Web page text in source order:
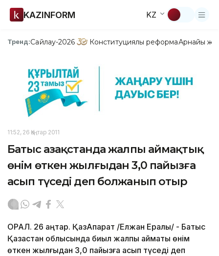
KAZINFORM KZ
Тренд:Сайлау-2026 Конституциялық реформаАрнайы
11:52, 26 Қаңтар 2011
Батыс Қазақстанда жалпы аймақтық
өнім өткен жылғыдан 3,0 пайызға
асып түседі деп болжанып отыр
ОРАЛ. 26 қаңтар. ҚазАқпарат /Елжан Ералы/ - Батыс
Қазақстан облысында биыл жалпы аймақтық өнім
өткен жылғыдан 3,0 пайызға асып түседі деп